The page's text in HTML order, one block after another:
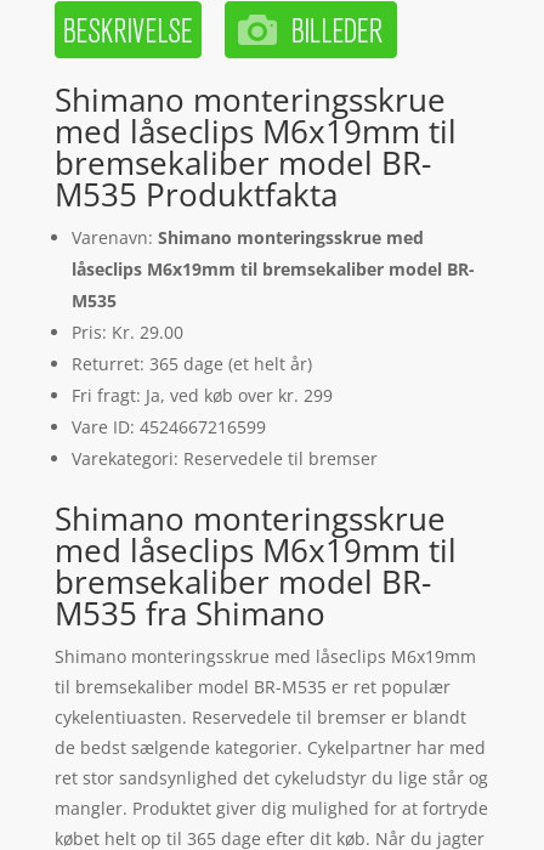
Shimano monteringsskrue
med låseclips M6x19mm til
bremsekaliber model BR-
M535 Produktfakta
Varenavn: Shimano monteringsskrue med
låseclips M6x19mm til bremsekaliber model BR-
M535
Pris: Kr. 29.00
Returret: 365 dage (et helt år)
Fri fragt: Ja, ved køb over kr. 299
Vare ID: 4524667216599
Varekategori: Reservedele til bremser
Shimano monteringsskrue
med låseclips M6x19mm til
bremsekaliber model BR-
M535 fra Shimano
Shimano monteringsskrue med låseclips M6x19mm
til bremsekaliber model BR-M535 er ret populær
cykelentiuasten. Reservedele til bremser er blandt
de bedst sælgende kategorier. Cykelpartner har med
ret stor sandsynlighed det cykeludstyr du lige står og
mangler. Produktet giver dig mulighed for at fortryde
købet helt op til 365 dage efter dit køb. Når du jagter